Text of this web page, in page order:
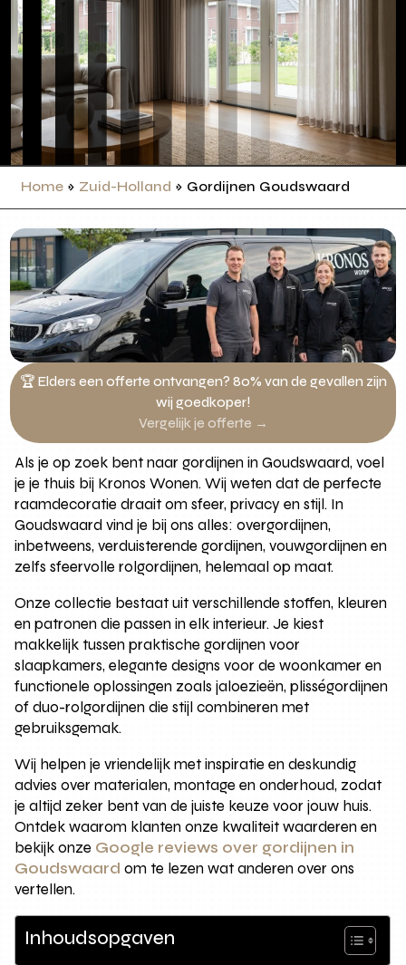
Home» Zuid-Holland » Gordijnen Goudswaard
🏆 Elders een offerte ontvangen? 80% van de gevallen zijn
wij goedkoper!
Vergelijk je offerte →
Als je op zoek bent naar gordijnen in Goudswaard, voel
je je thuis bij Kronos Wonen. Wij weten dat de perfecte
raamdecoratie draait om sfeer, privacy en stijl. In
Goudswaard vind je bij ons alles: overgordijnen,
inbetweens, verduisterende gordijnen, vouwgordijnen en
zelfs sfeervolle rolgordijnen, helemaal op maat.
Onze collectie bestaat uit verschillende stoffen, kleuren
en patronen die passen in elk interieur. Je kiest
makkelijk tussen praktische gordijnen voor
slaapkamers, elegante designs voor de woonkamer en
functionele oplossingen zoals jaloezieën, plisségordijnen
of duo-rolgordijnen die stijl combineren met
gebruiksgemak.
Wij helpen je vriendelijk met inspiratie en deskundig
advies over materialen, montage en onderhoud, zodat
je altijd zeker bent van de juiste keuze voor jouw huis.
Ontdek waarom klanten onze kwaliteit waarderen en
bekijk onze Google reviews over gordijnen in
Goudswaard om te lezen wat anderen over ons
vertellen.
Inhoudsopgaven